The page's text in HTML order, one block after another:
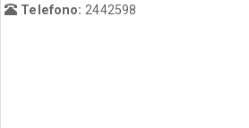
Telefono: 2442598